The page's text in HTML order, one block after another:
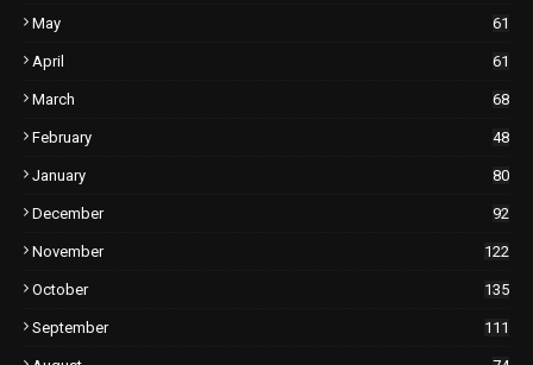
May 61
April 61
March 68
February 48
January 80
December 92
November 122
October 135
September 111